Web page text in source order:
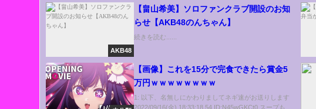
AKB48
【畠山希美】ソロファンクラブ開設のお知
らせ【AKB48のんちゃん】
続きを読む......
【画像】これを15分で完食できたら賞金5
万円ｗｗｗｗｗｗｗｗ
1: 以下、名無しにかわりましてネギ速がお送りします
2022/09/16(金) 18:33:18.54 ID:N45wGKCt0 スープも...